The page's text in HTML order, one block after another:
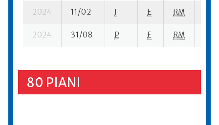
2024 11/02 I E RM
2024 31/08 P E RM
80 PIANI